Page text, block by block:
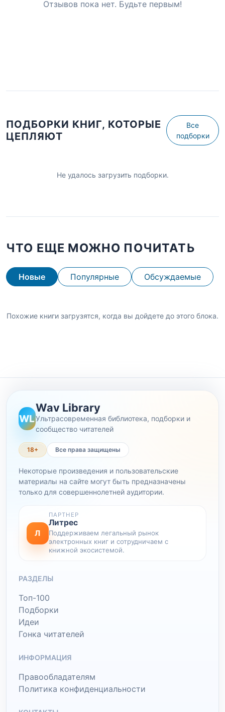
Отзывов пока нет. Будьте первым!
ПОДБОРКИ КНИГ, КОТОРЫЕ
ЦЕПЛЯЮТ
Все
подборки
Не удалось загрузить подборки.
ЧТО ЕЩЕ МОЖНО ПОЧИТАТЬ
Новые Популярные Обсуждаемые
Похожие книги загрузятся, когда вы дойдете до этого блока.
WL
Wav Library
Ультрасовременная библиотека, подборки и
сообщество читателей
18+ Все права защищены
Некоторые произведения и пользовательские
материалы на сайте могут быть предназначены
только для совершеннолетней аудитории.
Л
ПАРТНЕР
Литрес
Поддерживаем легальный рынок
электронных книг и сотрудничаем с
книжной экосистемой.
РАЗДЕЛЫ
Топ-100
Подборки
Идеи
Гонка читателей
ИНФОРМАЦИЯ
Правообладателям
Политика конфиденциальности